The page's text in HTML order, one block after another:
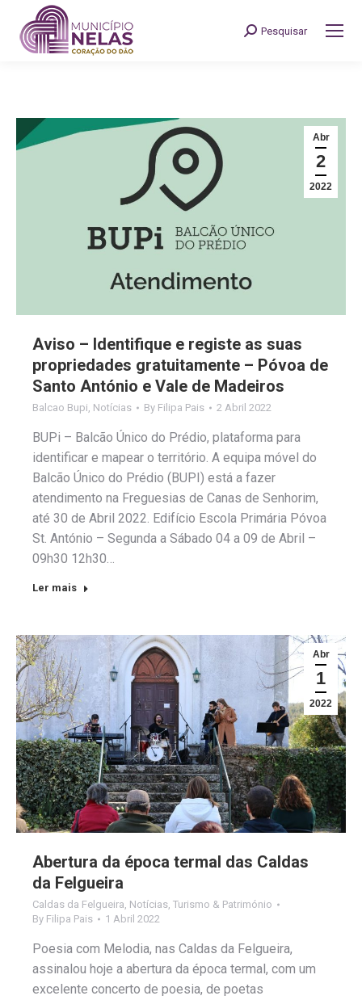
Search:
Pesquisar
Abr
2
2022
Aviso – Identifique e registe as suas
propriedades gratuitamente – Póvoa de
Santo António e Vale de Madeiros
Balcao Bupi, Notícias By Filipa Pais 2 Abril 2022
BUPi – Balcão Único do Prédio, plataforma para
identificar e mapear o território. A equipa móvel do
Balcão Único do Prédio (BUPI) está a fazer
atendimento na Freguesias de Canas de Senhorim,
até 30 de Abril 2022. Edifício Escola Primária Póvoa
St. António – Segunda a Sábado 04 a 09 de Abril –
09h30 12h30…
Ler mais
Abr
1
2022
Abertura da época termal das Caldas
da Felgueira
Caldas da Felgueira Notícias Turismo & Património
By Filipa Pais 1 Abril 2022
Poesia com Melodia, nas Caldas da Felgueira,
assinalou hoje a abertura da época termal, com um
excelente concerto de poesia, de poetas